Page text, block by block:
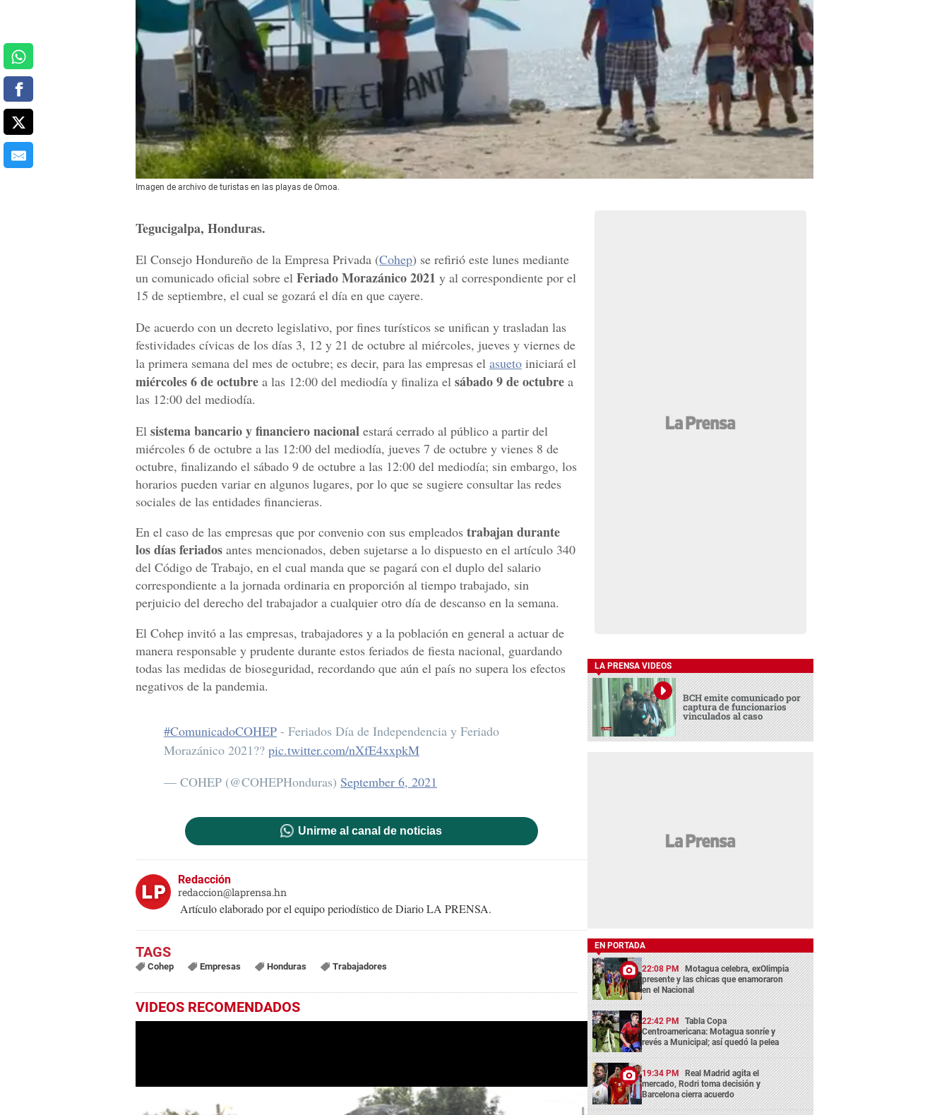
Imagen de archivo de turistas en las playas de Omoa.
Tegucigalpa, Honduras.
El Consejo Hondureño de la Empresa Privada (Cohep) se refirió este lunes mediante
un comunicado oficial sobre el Feriado Morazánico 2021 y al correspondiente por el
15 de septiembre, el cual se gozará el día en que cayere.
De acuerdo con un decreto legislativo, por fines turísticos se unifican y trasladan las
festividades cívicas de los días 3, 12 y 21 de octubre al miércoles, jueves y viernes de
la primera semana del mes de octubre; es decir, para las empresas el asueto iniciará el
miércoles 6 de octubre a las 12:00 del mediodía y finaliza el sábado 9 de octubre a
las 12:00 del mediodía.
El sistema bancario y financiero nacional estará cerrado al público a partir del
miércoles 6 de octubre a las 12:00 del mediodía, jueves 7 de octubre y vienes 8 de
octubre, finalizando el sábado 9 de octubre a las 12:00 del mediodía; sin embargo, los
horarios pueden variar en algunos lugares, por lo que se sugiere consultar las redes
sociales de las entidades financieras.
En el caso de las empresas que por convenio con sus empleados trabajan durante
los días feriados antes mencionados, deben sujetarse a lo dispuesto en el artículo 340
del Código de Trabajo, en el cual manda que se pagará con el duplo del salario
correspondiente a la jornada ordinaria en proporción al tiempo trabajado, sin
perjuicio del derecho del trabajador a cualquier otro día de descanso en la semana.
El Cohep invitó a las empresas, trabajadores y a la población en general a actuar de
manera responsable y prudente durante estos feriados de fiesta nacional, guardando
todas las medidas de bioseguridad, recordando que aún el país no supera los efectos
negativos de la pandemia.
#ComunicadoCOHEP - Feriados Día de Independencia y Feriado
Morazánico 2021?? pic.twitter.com/nXfE4xxpkM
— COHEP (@COHEPHonduras) September 6, 2021
Unirme al canal de noticias
Redacción
redaccion@laprensa.hn
Artículo elaborado por el equipo periodístico de Diario LA PRENSA.
Cohep Empresas Honduras Trabajadores
VIDEOS RECOMENDADOS
LA PRENSA VIDEOS
BCH emite comunicado por
captura de funcionarios
vinculados al caso
EN PORTADA
22:08 PM Motagua celebra, exOlimpia
presente y las chicas que enamoraron
en el Nacional
22:42 PM Tabla Copa
Centroamericana: Motagua sonríe y
revés a Municipal; así quedó la pelea
19:34 PM Real Madrid agita el
mercado, Rodri toma decisión y
Barcelona cierra acuerdo